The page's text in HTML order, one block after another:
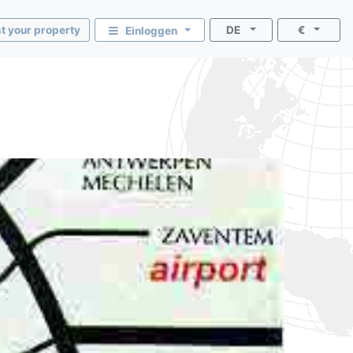
your property Einloggen DE €